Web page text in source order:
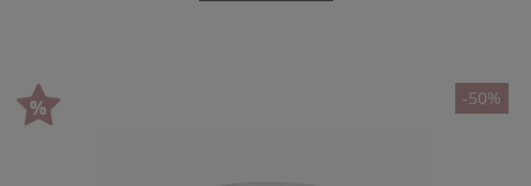
-50%